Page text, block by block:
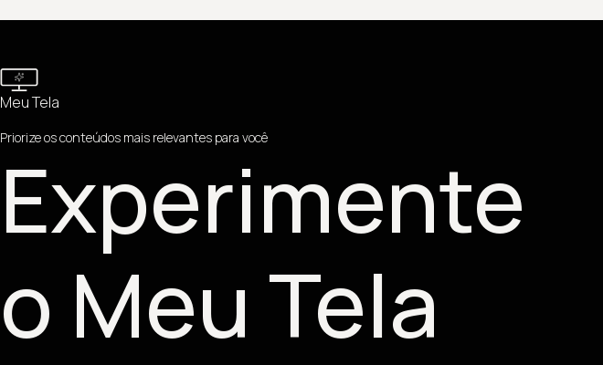
Meu Tela
Priorize os conteúdos mais relevantes para você
Experimente
o Meu Tela